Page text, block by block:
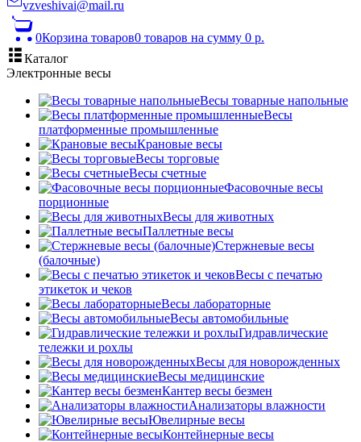
vzveshivai@mail.ru
0Корзина товаров0 товаров на сумму 0 р.
Каталог
Электронные весы
Весы товарные напольные
Весы
платформенные промышленные
Крановые весы
Весы торговые
Весы счетные
Фасовочные весы
порционные
Весы для животных
Паллетные весы
Стержневые весы
(балочные)
Весы c печатью
этикеток и чеков
Весы лабораторные
Весы автомобильные
Гидравлические
тележки и рохлы
Весы для новорожденных
Весы медицинские
Кантер весы безмен
Анализаторы влажности
Ювелирные весы
Контейнерные весы